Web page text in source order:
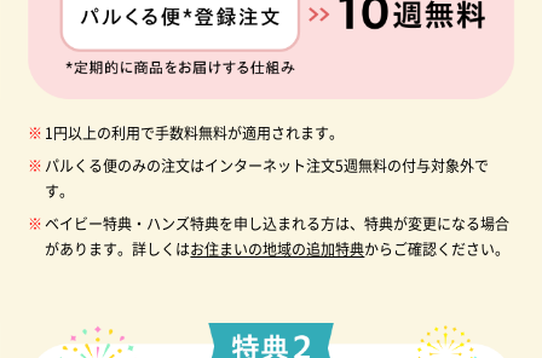
1円以上の利用で手数料無料が適用されます。
パルくる便のみの注文はインターネット注文5週無料の付与対象外で
す。
ベイビー特典・ハンズ特典を申し込まれる方は、特典が変更になる場合
があります。詳しくはお住まいの地域の追加特典からご確認ください。